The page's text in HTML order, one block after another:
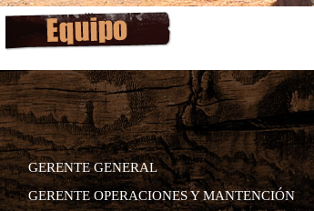
GERENTE GENERAL
GERENTE OPERACIONES Y MANTENCIÓN